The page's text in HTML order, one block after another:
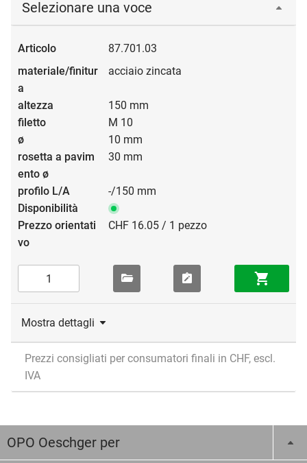
Selezionare una voce
87.701.03
acciaio zincata
150 mm
M 10
10 mm
30 mm
-/150 mm
CHF 16.05 / 1 pezzo
Mostra dettagli
Prezzi consigliati per consumatori finali in CHF, escl.
IVA
OPO Oeschger per